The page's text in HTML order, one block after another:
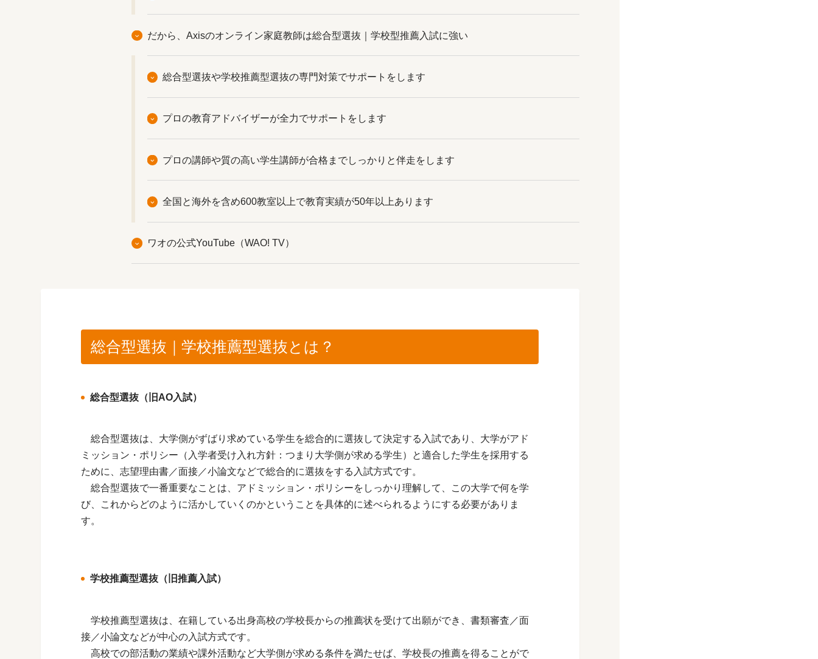
だから、Axisのオンライン家庭教師は総合型選抜｜学校型推薦入試に強い
総合型選抜や学校推薦型選抜の専門対策でサポートをします
プロの教育アドバイザーが全力でサポートをします
プロの講師や質の高い学生講師が合格までしっかりと伴走をします
全国と海外を含め600教室以上で教育実績が50年以上あります
ワオの公式YouTube（WAO! TV）
総合型選抜｜学校推薦型選抜とは？
総合型選抜（旧AO入試）
総合型選抜は、大学側がずばり求めている学生を総合的に選抜して決定する入試であり、大学がアド
ミッション・ポリシー（入学者受け入れ方針：つまり大学側が求める学生）と適合した学生を採用する
ために、志望理由書／面接／小論文などで総合的に選抜をする入試方式です。
総合型選抜で一番重要なことは、アドミッション・ポリシーをしっかり理解して、この大学で何を学
び、これからどのように活かしていくのかということを具体的に述べられるようにする必要がありま
す。
学校推薦型選抜（旧推薦入試）
学校推薦型選抜は、在籍している出身高校の学校長からの推薦状を受けて出願ができ、書類審査／面
接／小論文などが中心の入試方式です。
高校での部活動の業績や課外活動など大学側が求める条件を満たせば、学校長の推薦を得ることがで